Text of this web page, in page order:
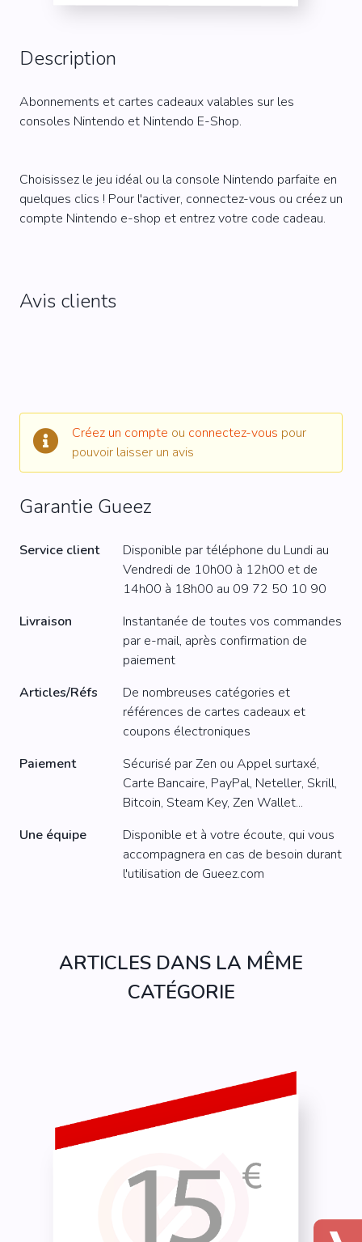
Description
Abonnements et cartes cadeaux valables sur les
consoles Nintendo et Nintendo E-Shop.
Choisissez le jeu idéal ou la console Nintendo parfaite en
quelques clics ! Pour l'activer, connectez-vous ou créez un
compte Nintendo e-shop et entrez votre code cadeau.
Avis clients
Créez un compte ou connectez-vous pour
pouvoir laisser un avis
Garantie Gueez
Service client
Disponible par téléphone du Lundi au
Vendredi de 10h00 à 12h00 et de
14h00 à 18h00 au 09 72 50 10 90
Livraison
Instantanée de toutes vos commandes
par e-mail, après confirmation de
paiement
Articles/Réfs
De nombreuses catégories et
références de cartes cadeaux et
coupons électroniques
Paiement
Sécurisé par Zen ou Appel surtaxé,
Carte Bancaire, PayPal, Neteller, Skrill,
Bitcoin, Steam Key, Zen Wallet...
Une équipe
Disponible et à votre écoute, qui vous
accompagnera en cas de besoin durant
l'utilisation de Gueez.com
ARTICLES DANS LA MÊME
CATÉGORIE